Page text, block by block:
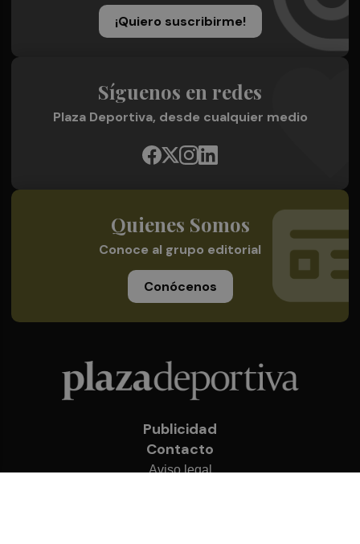
¡Quiero suscribirme!
Síguenos en redes
Plaza Deportiva, desde cualquier medio
Quienes Somos
Conoce al grupo editorial
Conócenos
Publicidad
Contacto
Aviso legal